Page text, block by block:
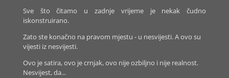
Sve što čitamo u zadnje vrijeme je nekak čudno
iskonstruirano.
Zato ste konačno na pravom mjestu - u nesvijesti. A ovo su
vijesti iz nesvijesti.
Ovo je satira, ovo je crnjak, ovo nije ozbiljno i nije realnost.
Nesvijest, da...